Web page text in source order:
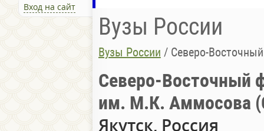
Вход на сайт
Вузы России
Вузы России / Северо-Восточный
Северо-Восточный
им. М.К. Аммосова
Якутск, Россия